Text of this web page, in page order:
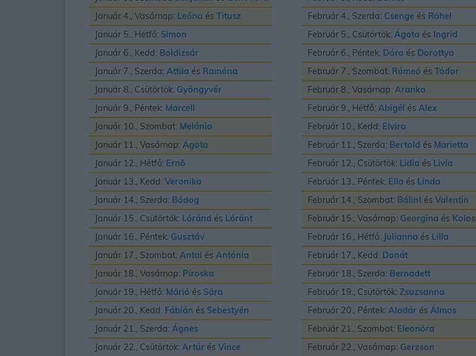
Január 4., Vasárnap: Leóna és Titusz
Január 5., Hétfő: Simon
Január 6., Kedd: Boldizsár
Január 7., Szerda: Attila és Ramóna
Január 8., Csütörtök: Gyöngyvér
Január 9., Péntek: Marcell
Január 10., Szombat: Melánia
Január 11., Vasárnap: Ágota
Január 12., Hétfő: Ernõ
Január 13., Kedd: Veronika
Január 14., Szerda: Bódog
Január 15., Csütörtök: Lóránd és Lóránt
Január 16., Péntek: Gusztáv
Január 17., Szombat: Antal és Antónia
Január 18., Vasárnap: Piroska
Január 19., Hétfő: Márió és Sára
Január 20., Kedd: Fábián és Sebestyén
Január 21., Szerda: Ágnes
Január 22., Csütörtök: Artúr és Vince
Február 4., Szerda: Csenge és Ráhel
Február 5., Csütörtök: Ágota és Ingrid
Február 6., Péntek: Dóra és Dorottya
Február 7., Szombat: Rómeó és Tódor
Február 8., Vasárnap: Aranka
Február 9., Hétfő: Abigél és Alex
Február 10., Kedd: Elvira
Február 11., Szerda: Bertold és Marietta
Február 12., Csütörtök: Lidia és Livia
Február 13., Péntek: Ella és Linda
Február 14., Szombat: Bálintés Valentin
Február 15., Vasárnap: Georgina és Kolos
Február 16., Hétfő: Julianna és Lilla
Február 17., Kedd: Donát
Február 18., Szerda: Bernadett
Február 19., Csütörtök: Zsuzsanna
Február 20., Péntek: Aladárés Álmos
Február 21., Szombat: Eleonóra
Február 22., Vasárnap: Gerzson